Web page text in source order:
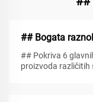
## Bogata
## Pokriva 6
proizvoda različitih